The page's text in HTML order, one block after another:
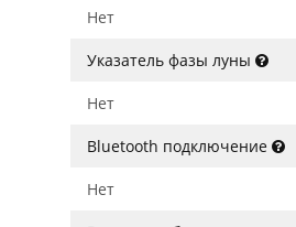
Нет
Указатель фазы луны
Нет
Bluetooth подключение
Нет